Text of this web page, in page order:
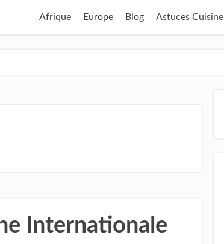
Afrique Europe Blog Astuces Cuisine
Internationale